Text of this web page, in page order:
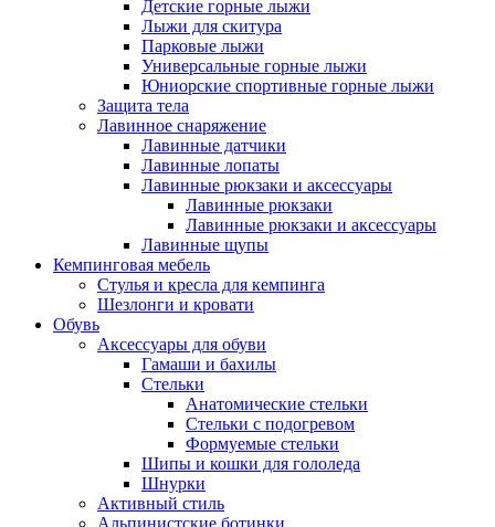
Детские горные лыжи
Лыжи для скитура
Парковые лыжи
Универсальные горные лыжи
Юниорские спортивные горные лыжи
Защита тела
Лавинное снаряжение
Лавинные датчики
Лавинные лопаты
Лавинные рюкзаки и аксессуары
Лавинные рюкзаки
Лавинные рюкзаки и аксессуары
Лавинные щупы
Кемпинговая мебель
Стулья и кресла для кемпинга
Шезлонги и кровати
Обувь
Аксессуары для обуви
Гамаши и бахилы
Стельки
Анатомические стельки
Стельки с подогревом
Формуемые стельки
Шипы и кошки для гололеда
Шнурки
Активный стиль
Альпинистские ботинки